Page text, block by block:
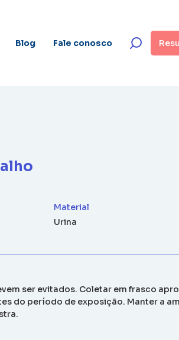
Blog Fale conosco
Material
Urina
ser evitados. Coletar em frasco
do período de exposição. Manter a